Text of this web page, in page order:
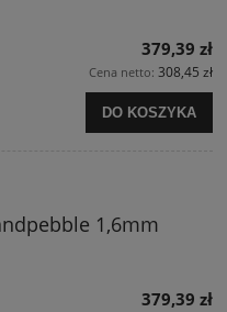
379,39 zł
Cena netto: 308,45 zł
DO KOSZYKA
1,6mm
379,39 zł